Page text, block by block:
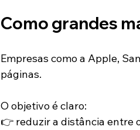
Como grandes
Empresas como a Apple,
páginas.
O objetivo é claro:
👉 reduzir a distância entre